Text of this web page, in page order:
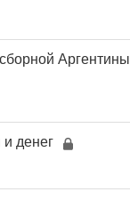
Аргентины
денег